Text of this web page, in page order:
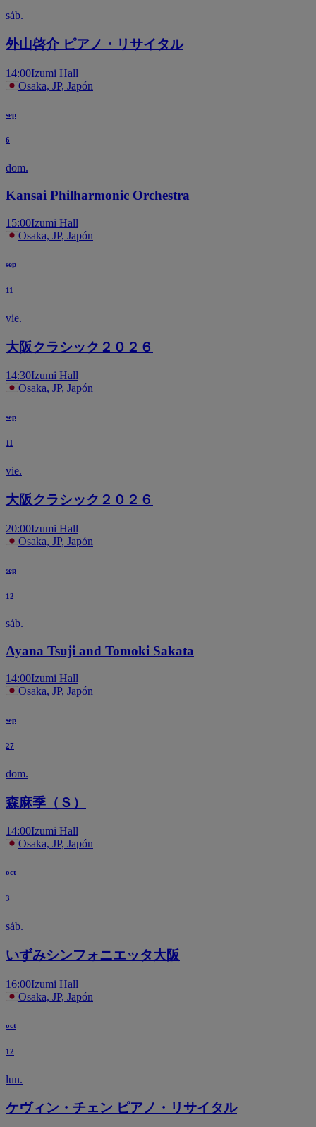
sáb.
外山啓介 ピアノ・リサイタル
14:00Izumi Hall
Osaka, JP, Japón
sep
6
dom.
Kansai Philharmonic Orchestra
15:00Izumi Hall
Osaka, JP, Japón
sep
11
vie.
大阪クラシック２０２６
14:30Izumi Hall
Osaka, JP, Japón
sep
11
vie.
大阪クラシック２０２６
20:00Izumi Hall
Osaka, JP, Japón
sep
12
sáb.
Ayana Tsuji and Tomoki Sakata
14:00Izumi Hall
Osaka, JP, Japón
sep
27
dom.
森麻季（Ｓ）
14:00Izumi Hall
Osaka, JP, Japón
oct
3
sáb.
いずみシンフォニエッタ大阪
16:00Izumi Hall
Osaka, JP, Japón
oct
12
lun.
ケヴィン・チェン ピアノ・リサイタル